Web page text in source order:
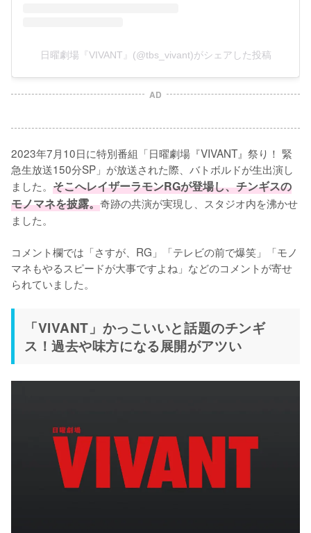
日曜劇場『VIVANT』(@tbs_vivant)がシェアした投稿
AD
2023年7月10日に特別番組「日曜劇場『VIVANT』祭り！ 緊
急生放送150分SP」が放送された際、バトボルドが生出演し
ました。 そこへレイザーラモンRGが登場し、チンギスの
モノマネを披露。奇跡の共演が実現し、スタジオ内を沸かせ
ました。
コメント欄では「さすが、RG」「テレビの前で爆笑」「モノ
マネもやるスピードが大事ですよね」などのコメントが寄せ
られていました。
「VIVANT」かっこいいと話題のチンギ
ス！過去や味方になる展開がアツい